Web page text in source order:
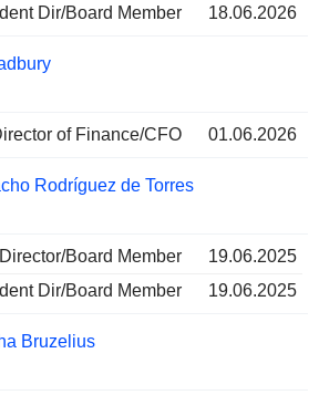
Dir/Board Member
18.06.2026
of Finance/CFO 01.06.2026
Rodríguez de Torres
Director/Board Member
19.06.2025
Dir/Board Member
19.06.2025
Bruzelius